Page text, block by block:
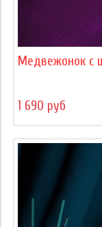
Медвежонок с
1 690 руб